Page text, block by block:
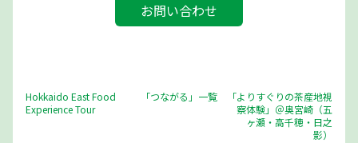
お問い合わせ
Hokkaido East Food
Experience Tour
「つながる」一覧
｢よりすぐりの茶産地視
察体験」＠奥宮崎（五
ヶ瀬・高千穂・日之
影）